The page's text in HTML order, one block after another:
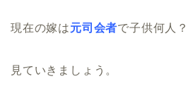
現在の嫁は元司会者で子供何人？
見ていきましょう。